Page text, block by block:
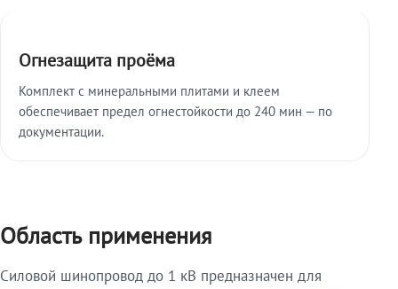
Огнезащита проёма
Комплект с минеральными плитами и клеем
обеспечивает предел огнестойкости до 240 мин — по
документации.
Область применения
Силовой шинопровод до 1 кВ предназначен для